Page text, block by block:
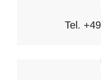
Tel.